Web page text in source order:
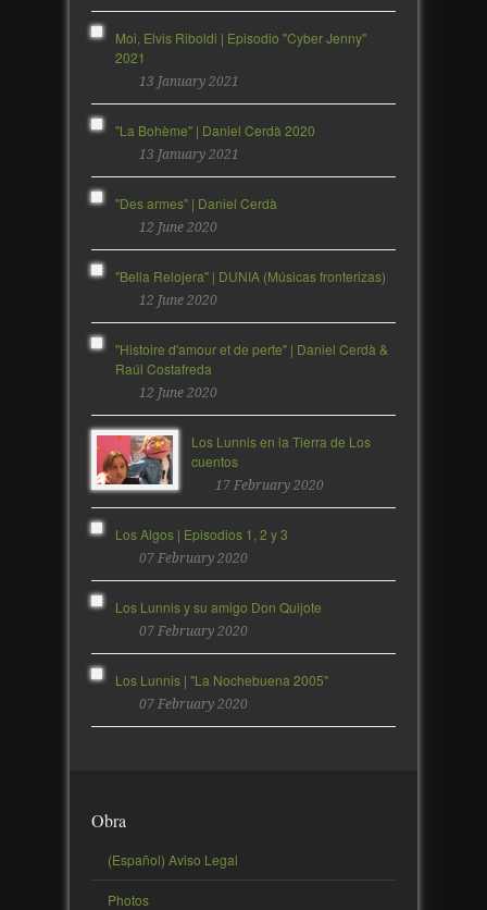
Moi, Elvis Riboldi | Episodio "Cyber Jenny"
2021
13 January 2021
"La Bohème" | Daniel Cerdà 2020
13 January 2021
"Des armes" | Daniel Cerdà
12 June 2020
"Bella Relojera" | DUNIA (Músicas fronterizas)
12 June 2020
"Histoire d'amour et de perte" | Daniel Cerdà &
Raúl Costafreda
12 June 2020
Los Lunnis en la Tierra de Los
cuentos
17 February 2020
Los Algos | Episodios 1, 2 y 3
07 February 2020
Los Lunnis y su amigo Don Quijote
07 February 2020
Los Lunnis | "La Nochebuena 2005"
07 February 2020
Obra
(Español) Aviso Legal
Photos